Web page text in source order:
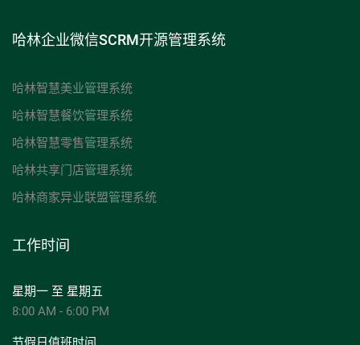
哈林企业微信SCRM开源管理系统
哈林智慧美业管理系统
哈林智慧餐饮管理系统
哈林智慧零售管理系统
哈林共享门店管理系统
哈林商家异业联盟管理系统
工作时间
星期一 至 星期五
8:00 AM - 6:00 PM